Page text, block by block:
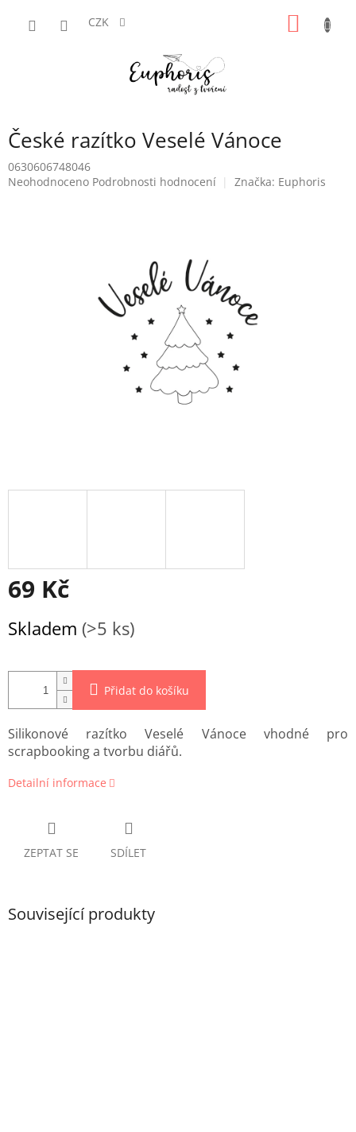
CZK
České razítko Veselé Vánoce
0630606748046
Průměrné
Neohodnoceno Podrobnosti hodnocení Značka: Euphoris
69 Kč
cena:
Skladem (>5 ks)
Přidat do košíku
Silikonové razítko Veselé Vánoce vhodné pro
scrapbooking a tvorbu diářů.
Detailní informace
ZEPTAT SE SDÍLET
Související produkty